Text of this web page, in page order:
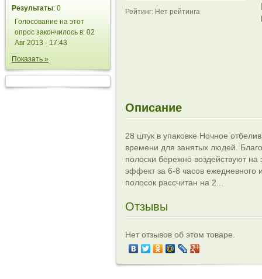
Результаты: 0
Голосование на этот
опрос закончилось в: 02
Авг 2013 - 17:43
Показать »
Рейтинг: Нет рейтинга
Описание
28 штук в упаковке Ночное
времени для занятых людей.
полоски бережно воздействуют
эффект за 6-8 часов ежедневного
полосок рассчитан на 2...
Отзывы
Нет отзывов об этом товаре.